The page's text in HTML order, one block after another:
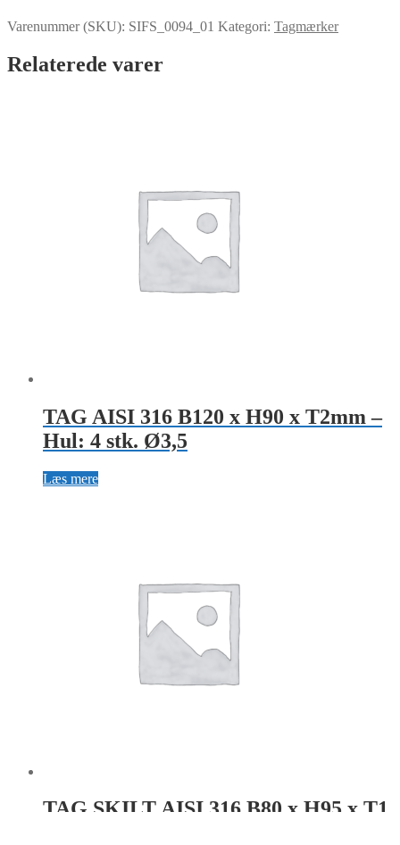
Varenummer (SKU): SIFS_0094_01 Kategori: Tagmærker
Relaterede varer
TAG AISI 316 B120 x H90 x T2mm –
Hul: 4 stk. Ø3,5
Læs mere
TAG SKILT AISI 316 B80 x H95 x T1